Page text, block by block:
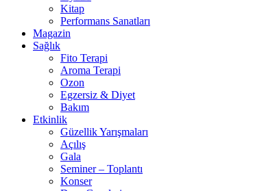
Kitap
Performans Sanatları
Magazin
Sağlık
Fito Terapi
Aroma Terapi
Ozon
Egzersiz & Diyet
Bakım
Etkinlik
Güzellik Yarışmaları
Açılış
Gala
Seminer – Toplantı
Konser